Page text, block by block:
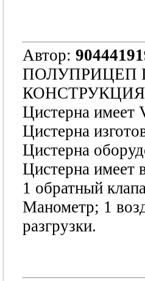
Автор:
ПОЛУПРИЦЕП
Цистерна
Цистерна
Цистерна
Цистерна имеет
1 обратный
Манометр; 1
разгрузки.